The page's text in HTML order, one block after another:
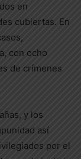
en
cubiertas. En
con ocho
de crímenes
y los
así
por el